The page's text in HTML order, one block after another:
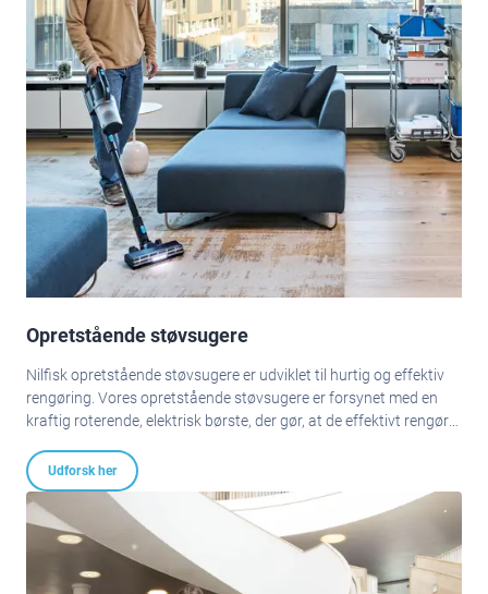
Opretstående støvsugere
Nilfisk opretstående støvsugere er udviklet til hurtig og effektiv
rengøring. Vores opretstående støvsugere er forsynet med en
kraftig roterende, elektrisk børste, der gør, at de effektivt rengør
Udforsk her